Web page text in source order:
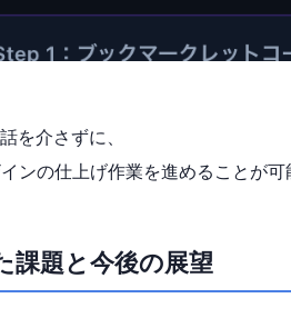
を介さずに、
ンの仕上げ作業を進めることが可
課題と今後の展望